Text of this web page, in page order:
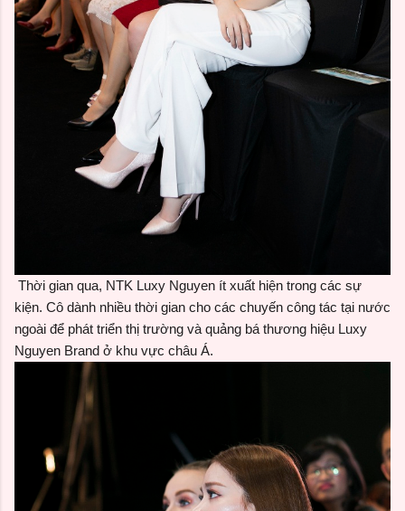
Thời gian qua, NTK Luxy Nguyen ít xuất hiện trong các sự
kiện. Cô dành nhiều thời gian cho các chuyến công tác tại nước
ngoài để phát triển thị trường và quảng bá thương hiệu Luxy
Nguyen Brand ở khu vực châu Á.